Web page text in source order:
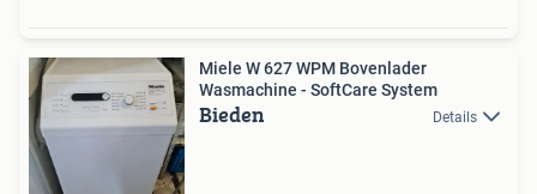
Miele W 627 WPM Bovenlader
Wasmachine - SoftCare System
Bieden Details